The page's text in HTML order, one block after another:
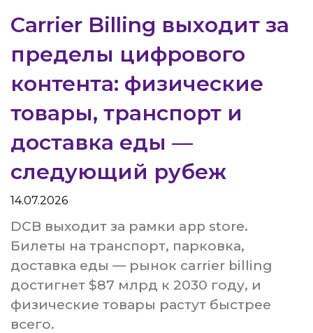
Carrier Billing выходит за
пределы цифрового
контента: физические
товары, транспорт и
доставка еды —
следующий рубеж
14.07.2026
DCB выходит за рамки app store.
Билеты на транспорт, парковка,
доставка еды — рынок carrier billing
достигнет $87 млрд к 2030 году, и
физические товары растут быстрее
всего.